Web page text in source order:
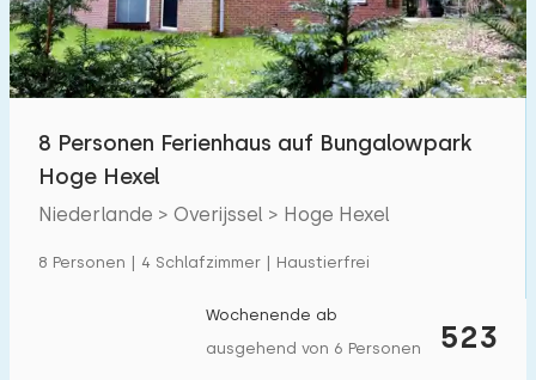
1 2 3 4 5
Von Hoge Hexel
30
10 20
8 Personen Ferienhaus auf Bungalowpark
Hoge Hexel
Niederlande > Overijssel > Hoge Hexel
8 Personen | 4 Schlafzimmer | Haustierfrei
523
Wochenende ab
ausgehend von 6 Personen